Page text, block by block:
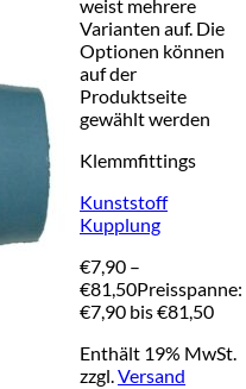
weist mehrere
Varianten auf. Die
Optionen können
auf der
Produktseite
gewählt werden
Klemmfittings
Kunststoff
Kupplung
€7,90 –
€81,50Preisspanne:
€7,90 bis €81,50
Enthält 19% MwSt.
zzgl.Versand